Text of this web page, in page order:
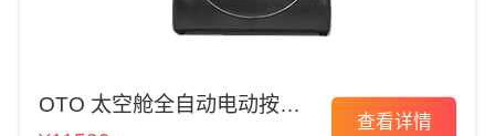
OTO 太空舱全自动电动按摩
查看详情